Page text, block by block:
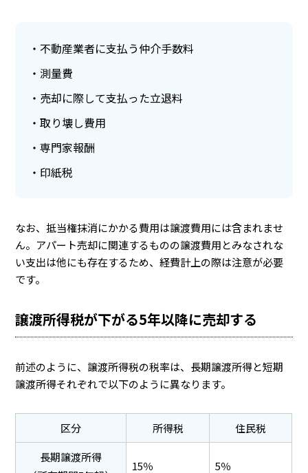
不動産業者に支払う仲介手数料
測量費
売却に際して支払った立退料
取り壊し費用
専門家報酬
印紙税
なお、抵当権抹消にかかる費用は譲渡費用には含まれませ
ん。アパート売却に関連するものの譲渡費用とみなされな
い支出は他にも存在するため、経費計上の際は注意が必要
です。
譲渡所得税が下がる5年以降に売却する
前述のように、譲渡所得税の税率は、長期譲渡所得と短期
譲渡所得それぞれで以下のように異なります。
区分 所得税
住民税
長期譲渡所得
15％ 5％